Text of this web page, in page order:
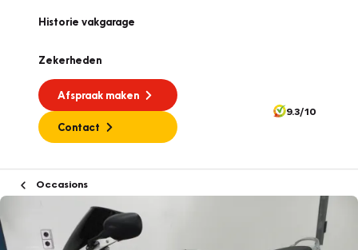
Historie vakgarage
Zekerheden
Afspraak maken
Contact
9.3/10
Occasions